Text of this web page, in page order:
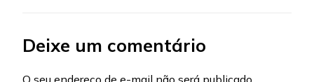
Deixe um comentário
O seu endereço de e-mail não será publicado.